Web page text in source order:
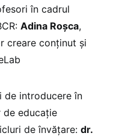
în cadrul
Adina Roșca,
creare conținut și
de introducere în
de educație
de învățare: dr.